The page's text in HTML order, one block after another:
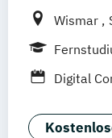
Wismar
Frankfurt
Nürnberg
Digital